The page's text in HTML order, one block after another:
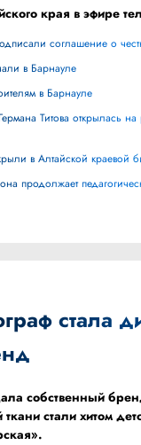
края в эфире
соглашение о
в Барнауле
в Барнауле
в Алтайской
продолжает
собственный
стали хитом